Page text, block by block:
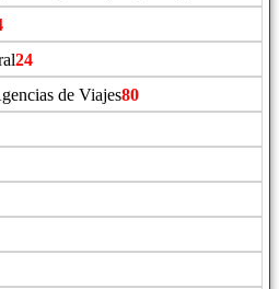
24
de Viajes80